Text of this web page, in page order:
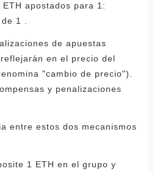
apostados para 1:
1 .
de apuestas
en el precio del
"cambio de precio").
y penalizaciones
entre estos dos mecanismos
1 ETH en el grupo y